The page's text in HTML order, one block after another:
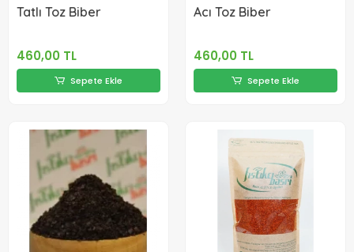
Tatlı Toz Biber
460,00 TL
Sepete Ekle
Acı Toz Biber
460,00 TL
Sepete Ekle